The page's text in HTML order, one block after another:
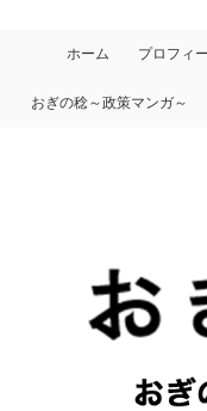
ホーム プロフィ
おぎの稔～政策マンガ～